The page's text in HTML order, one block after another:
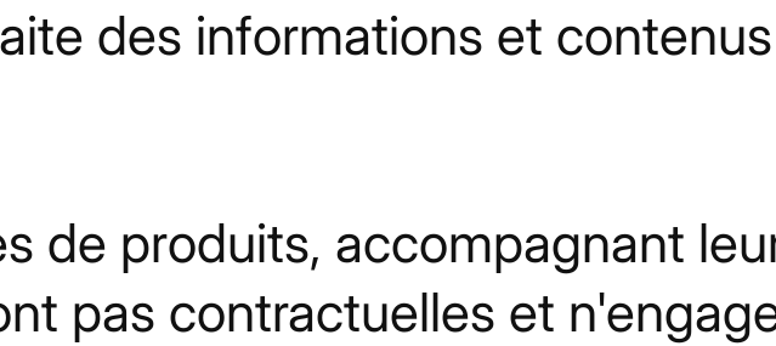
des informations et
de produits, accompagnant
pas contractuelles et